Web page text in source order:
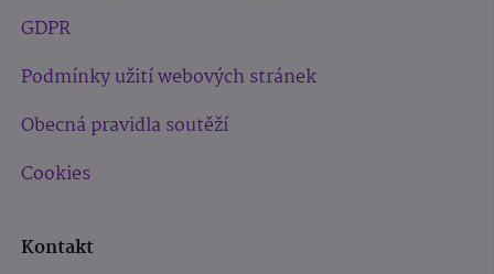
GDPR
Podmínky užití webových stránek
Obecná pravidla soutěží
Cookies
Kontakt